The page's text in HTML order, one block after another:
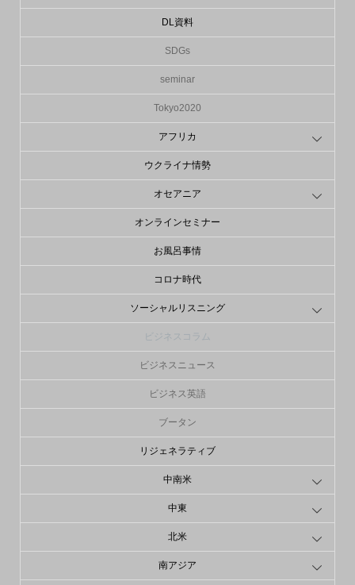
DL資料
SDGs
seminar
Tokyo2020
アフリカ
ウクライナ情勢
オセアニア
オンラインセミナー
お風呂事情
コロナ時代
ソーシャルリスニング
ビジネスコラム
ビジネスニュース
ビジネス英語
ブータン
リジェネラティブ
中南米
中東
北米
南アジア